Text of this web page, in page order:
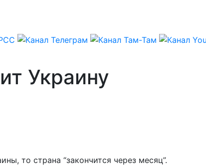
Украину
то страна “закончится через месяц”.